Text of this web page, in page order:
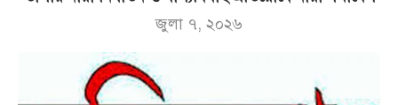
জুলা ৭, ২০২৬